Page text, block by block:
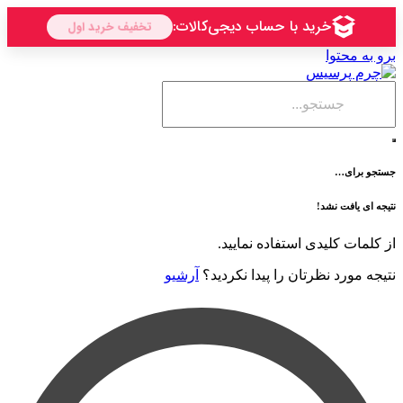
نشد!
کلیدی استفاده نمایید.
نظرتان را پیدا نکردید؟ آرشیو